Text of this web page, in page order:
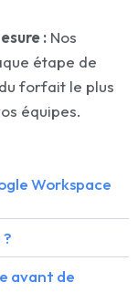
: Nos
étape de
forfait le plus
équipes.
Workspace
avant de